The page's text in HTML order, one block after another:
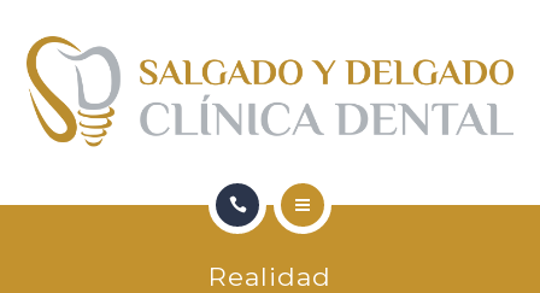
QUIENES SOMOS
CONTACTO
BLOG
Realidad